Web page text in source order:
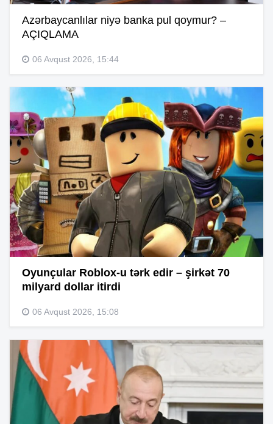
Azərbaycanlılar niyə banka pul qoymur? –
AÇIQLAMA
06 Avqust 2026, 15:44
Oyunçular Roblox-u tərk edir – şirkət 70
milyard dollar itirdi
06 Avqust 2026, 15:08